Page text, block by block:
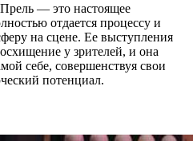
— это настоящее
отдается процессу и
на сцене. Ее выступления
у зрителей, и она
себе, совершенствуя свои
потенциал.